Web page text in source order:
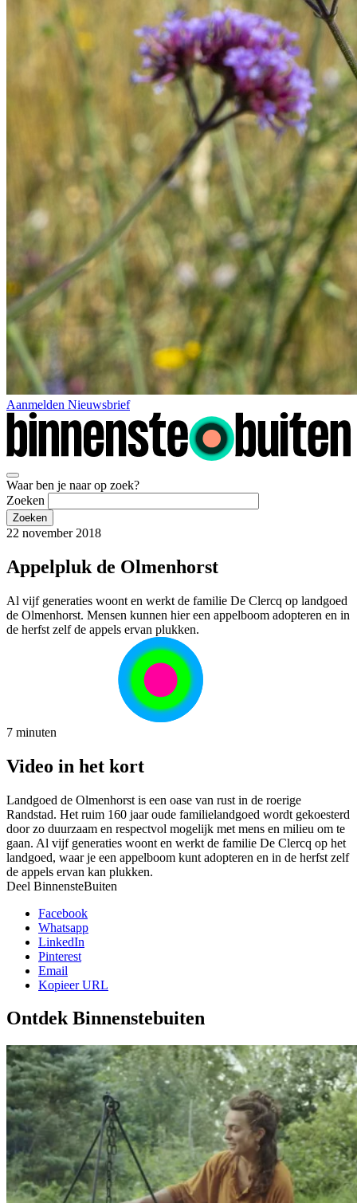
Aanmelden Nieuwsbrief
Waar ben je naar op zoek?
Zoeken
22 november 2018
Appelpluk de Olmenhorst
Al vijf generaties woont en werkt de familie De Clercq op landgoed
de Olmenhorst. Mensen kunnen hier een appelboom adopteren en in
de herfst zelf de appels ervan plukken.
7 minuten
Video in het kort
Landgoed de Olmenhorst is een oase van rust in de roerige
Randstad. Het ruim 160 jaar oude familielandgoed wordt gekoesterd
door zo duurzaam en respectvol mogelijk met mens en milieu om te
gaan. Al vijf generaties woont en werkt de familie De Clercq op het
landgoed, waar je een appelboom kunt adopteren en in de herfst zelf
de appels ervan kan plukken.
Deel BinnensteBuiten
Facebook
Whatsapp
LinkedIn
Pinterest
Email
Kopieer URL
Ontdek Binnenstebuiten